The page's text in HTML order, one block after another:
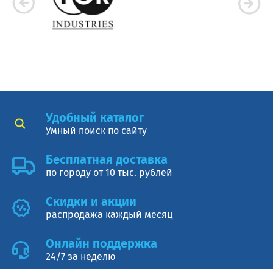
Удобный каталог
Умный поиск по сайту
Бесплатная доставка
по городу от 10 тыс. рублей
Cкидки и акции
распродажа каждый месяц
Онлайн поддержка
24/7 за неделю